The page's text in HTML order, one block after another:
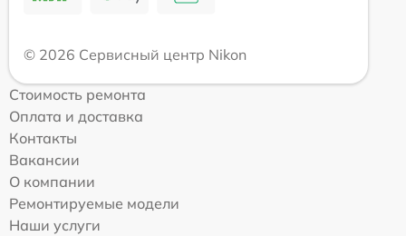
© 2026 Сервисный центр Nikon
Стоимость ремонта
Оплата и доставка
Контакты
Вакансии
О компании
Ремонтируемые модели
Наши услуги